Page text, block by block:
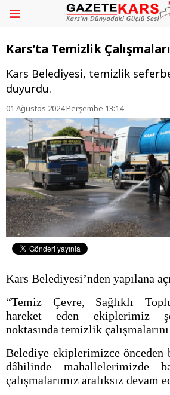
Kars’ta Temizlik
Kars Belediyesi, temizlik
duyurdu.
01 Ağustos 2024 Perşembe 13:14
Kars Belediyesi’nden yapılana
“Temiz Çevre, Sağlıklı
hareket eden ekiplerimiz
noktasında temizlik
Belediye ekiplerimizce önceden
dâhilinde mahallelerimizde
çalışmalarımız aralıksız devam